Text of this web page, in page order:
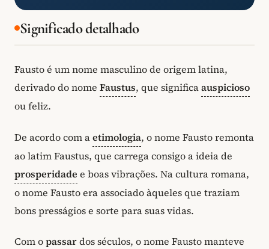
Significado detalhado
Fausto é um nome masculino de origem latina,
derivado do nome Faustus, que significaauspicioso
ou feliz.
De acordo com aetimologia, o nome Fausto remonta
ao latim Faustus, que carrega consigo a ideia de
prosperidade e boas vibrações. Na cultura romana,
o nome Fausto era associado àqueles que traziam
bons presságios e sorte para suas vidas.
Com opassardos séculos, o nome Fausto manteve